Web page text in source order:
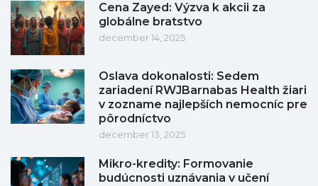
Cena Zayed: Výzva k akcii za
globálne bratstvo
december 14, 2025
Oslava dokonalosti: Sedem
zariadení RWJBarnabas Health žiari
v zozname najlepších nemocníc pre
pôrodníctvo
december 13, 2025
Mikro-kredity: Formovanie
budúcnosti uznávania v učení